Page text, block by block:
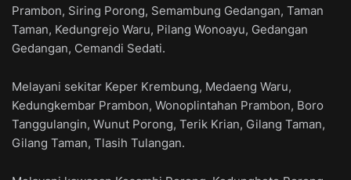
Prambon, Siring Porong, Semambung Gedangan, Taman
Taman, Kedungrejo Waru, Pilang Wonoayu, Gedangan
Gedangan, Cemandi Sedati.
Melayani sekitar Keper Krembung, Medaeng Waru,
Kedungkembar Prambon, Wonoplintahan Prambon, Boro
Tanggulangin, Wunut Porong, Terik Krian, Gilang Taman,
Gilang Taman, Tlasih Tulangan.